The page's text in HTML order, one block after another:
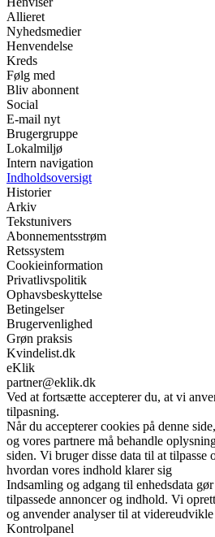
Allieret
Nyhedsmedier
Henvendelse
Kreds
Følg med
Bliv abonnent
Social
E-mail nyt
Brugergruppe
Lokalmiljø
Intern navigation
Indholdsoversigt
Historier
Arkiv
Tekstunivers
Abonnementsstrøm
Retssystem
Cookieinformation
Privatlivspolitik
Ophavsbeskyttelse
Betingelser
Brugervenlighed
Grøn praksis
Kvindelist.dk
eKlik
partner@eklik.dk
Ved at fortsætte accepterer du, at vi
tilpasning.
Når du accepterer cookies på denne
og vores partnere må behandle
siden. Vi bruger disse data til at tilpasse
hvordan vores indhold klarer sig
Indsamling og adgang til enhedsdata
tilpassede annoncer og indhold. Vi
og anvender analyser til at
Kontrolpanel